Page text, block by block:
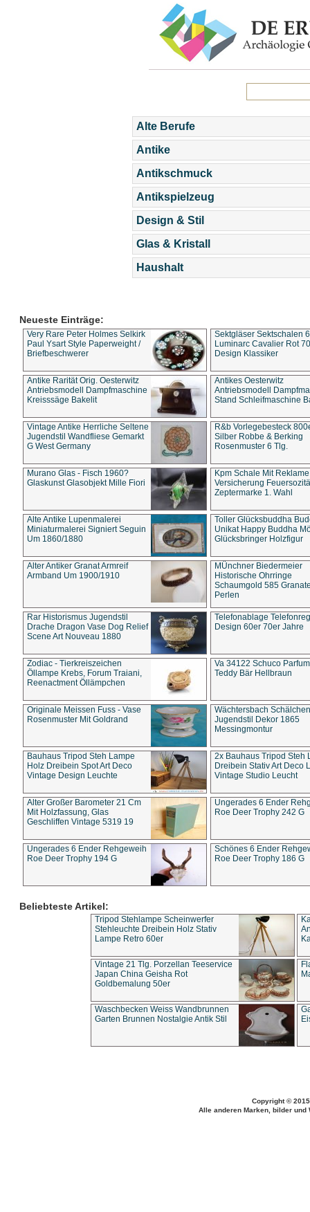
Alte Berufe
Antike
Antikschmuck
Antikspielzeug
Design & Stil
Glas & Kristall
Haushalt
Neueste Einträge:
Very Rare Peter Holmes Selkirk
Paul Ysart Style Paperweight /
Briefbeschwerer
Sektgläser Sektschalen
Luminarc Cavalier Rot
Design Klassiker
Antike Rarität Orig. Oesterwitz
Antriebsmodell Dampfmaschine
Kreisssäge Bakelit
Antikes Oesterwitz
Antriebsmodell
Stand Schleifmaschine
Vintage Antike Herrliche Seltene
Jugendstil Wandfliese Gemarkt
G West Germany
R&b Vorlegebesteck
Silber Robbe & Berking
Rosenmuster 6 Tlg.
Murano Glas - Fisch 1960?
Glaskunst Glasobjekt Mille Fiori
Kpm Schale Mit Reklame
Versicherung
Zeptermarke 1. Wahl
Alte Antike Lupenmalerei
Miniaturmalerei Signiert Seguin
Um 1860/1880
Toller Glücksbuddha
Unikat Happy Buddha
Glücksbringer Holzfigur
Alter Antiker Granat Armreif
Armband Um 1900/1910
MÜnchner Biedermeier
Historische Ohrringe
Schaumgold 585
Perlen
Rar Historismus Jugendstil
Drache Dragon Vase Dog Relief
Scene Art Nouveau 1880
Telefonablage
Design 60er 70er Jahre
Zodiac - Tierkreiszeichen
Öllampe Krebs, Forum Traiani,
Reenactment Öllämpchen
Va 34122 Schuco
Teddy Bär Hellbraun
Originale Meissen Fuss - Vase
Rosenmuster Mit Goldrand
Wächtersbach Schälchen
Jugendstil Dekor 1865
Messingmontur
Bauhaus Tripod Steh Lampe
Holz Dreibein Spot Art Deco
Vintage Design Leuchte
2x Bauhaus Tripod Steh
Dreibein Stativ Art Deco
Vintage Studio Leucht
Alter Großer Barometer 21 Cm
Mit Holzfassung, Glas
Geschliffen Vintage 5319 19
Ungerades 6 Ender
Roe Deer Trophy 242 G
Ungerades 6 Ender Rehgeweih
Roe Deer Trophy 194 G
Schönes 6 Ender
Roe Deer Trophy 186 G
Beliebteste Artikel:
Tripod Stehlampe Scheinwerfer
Stehleuchte Dreibein Holz Stativ
Lampe Retro 60er
Vintage 21 Tlg. Porzellan Teeservice
Japan China Geisha Rot
Goldbemalung 50er
Waschbecken Weiss Wandbrunnen
Garten Brunnen Nostalgie Antik Stil
Copyright ©
Alle anderen Marken, bilder und